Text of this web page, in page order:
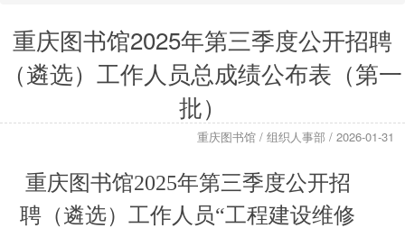
重庆图书馆2025年第三季度公开招聘
（遴选）工作人员总成绩公布表（第一
批）
重庆图书馆 / 组织人事部 / 2026-01-31
重庆图书馆2025年第三季度公开招
聘（遴选）工作人员“工程建设维修